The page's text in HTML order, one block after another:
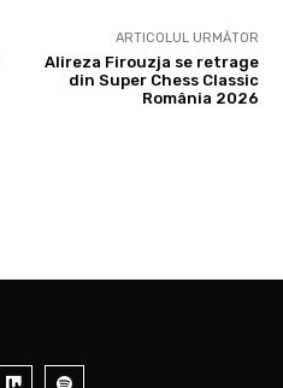
ARTICOLUL URMĂTOR
Alireza Firouzja se retrage
din Super Chess Classic
România 2026